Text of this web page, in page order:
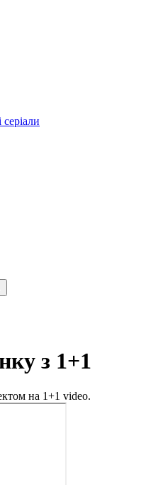
серіали
з 1+1
на 1+1 video.